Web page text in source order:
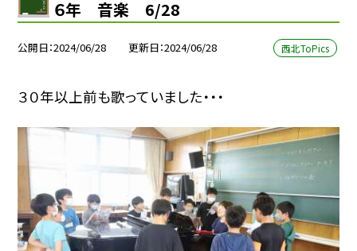
６年 音楽 6/28
公開日 2024/06/28 更新日 2024/06/28 西北ToPics
３０年以上前も歌っていました・・・